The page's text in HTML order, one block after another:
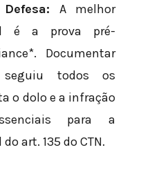
A melhor
é a prova pré-
Documentar
todos os
o dolo e a infração
para a
art. 135 do CTN.